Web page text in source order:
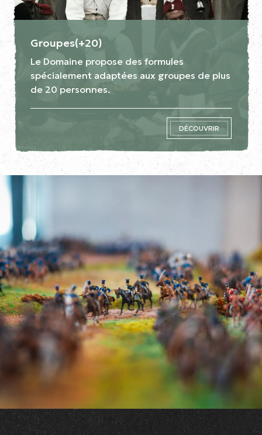
Groupes(+20)
Le Domaine propose des formules
spécialement adaptées aux groupes de plus
de 20 personnes.
DÉCOUVRIR